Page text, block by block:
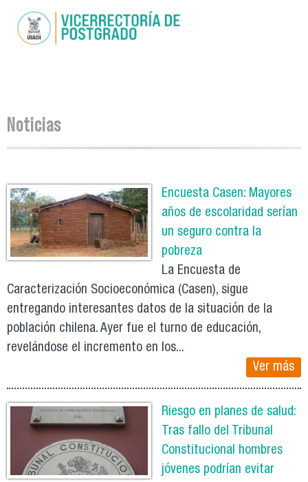
contenido
Se encuentra usted aquí
Noticias
Encuesta Casen: Mayores
años de escolaridad serían
un seguro contra la
pobreza
La Encuesta de
Caracterización Socioeconómica (Casen), sigue
entregando interesantes datos de la situación de la
población chilena. Ayer fue el turno de educación,
revelándose el incremento en los...
Ver más
Riesgo en planes de salud:
Tras fallo del Tribunal
Constitucional hombres
jóvenes podrían evitar
Páginas